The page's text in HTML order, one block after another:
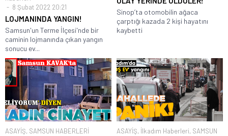
8 Şubat 2022 20:21
LOJMANINDA YANGIN!
Samsun'un Terme İlçesi'nde bir
caminin lojmanında çıkan yangın
sonucu ev...
Sinop’ta otomobilin ağaca
çarptığı kazada 2 kişi hayatını
kaybetti
ASAYİŞ, SAMSUN HABERLERİ
ASAYİŞ, İlkadım Haberleri, SAMSUN